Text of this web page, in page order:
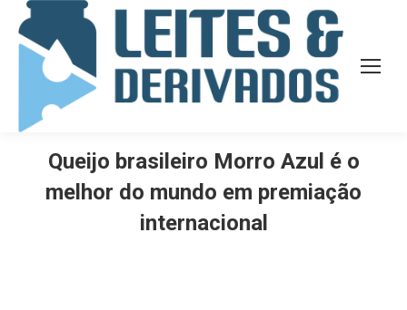
Queijo brasileiro Morro Azul é o
melhor do mundo em premiação
internacional